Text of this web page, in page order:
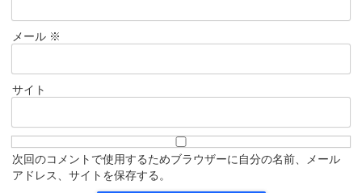
メール ※
サイト
次回のコメントで使用するためブラウザーに自分の名前、メール
アドレス、サイトを保存する。